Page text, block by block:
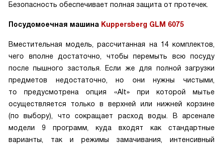
Безопасность обеспечивает полная защита от протечек.
Посудомоечная машина Kuppersberg GLM 6075
Вместительная модель, рассчитанная на 14 комплектов,
чего вполне достаточно, чтобы перемыть всю посуду
после пышного застолья. Если же для полной загрузки
предметов недостаточно, но они нужны чистыми,
то предусмотрена опция «Alt» при которой мытье
осуществляется только в верхней или нижней корзине
(по выбору), что сокращает расход воды. В арсенале
модели 9 программ, куда входят как стандартные
варианты, так и режимы замачивания, интенсивный